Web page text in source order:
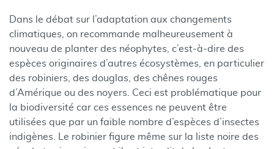
Dans le débat sur l’adaptation aux changements
climatiques, on recommande malheureusement à
nouveau de planter des néophytes, c’est-à-dire des
espèces originaires d’autres écosystèmes, en particulier
des robiniers, des douglas, des chênes rouges
d’Amérique ou des noyers. Ceci est problématique pour
la biodiversité car ces essences ne peuvent être
utilisées que par un faible nombre d’espèces d’insectes
indigènes. Le robinier figure même sur la liste noire des